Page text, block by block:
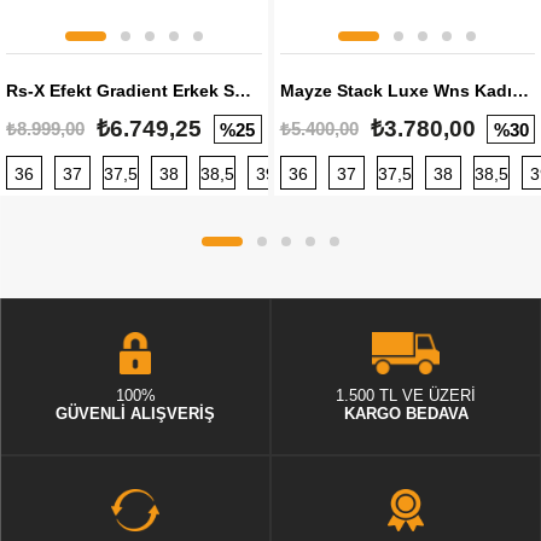
Rs-X Efekt Gradient Erkek Sneaker
₺8.999,00 ₺6.749,25 %25
36 37 37,5 38 38,5 39 40 40,5 41 42 42,5
Mayze Stack Luxe Wns Kadın Sneaker
₺5.400,00 ₺3.780,00 %30
36 37 37,5 38 38,5
100%
GÜVENLİ ALIŞVERİŞ
1.500 TL VE ÜZERİ
KARGO BEDAVA